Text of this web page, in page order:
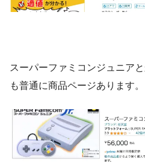
スーパーファミコンジュニア
も普通に商品ページあります。